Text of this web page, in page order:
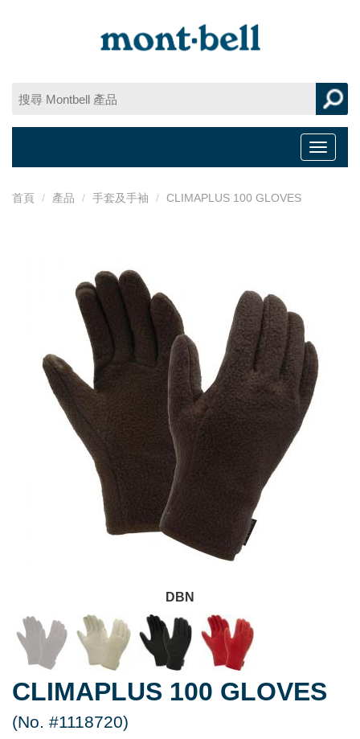
Toggle
首頁 產品 手套及手袖 CLIMAPLUS 100 GLOVES
DBN
CLIMAPLUS 100 GLOVES
(No. #1118720)